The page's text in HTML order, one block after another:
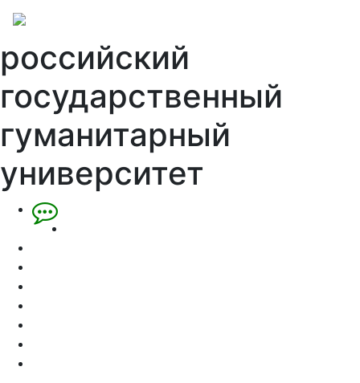
российский
государственный
гуманитарный
университет